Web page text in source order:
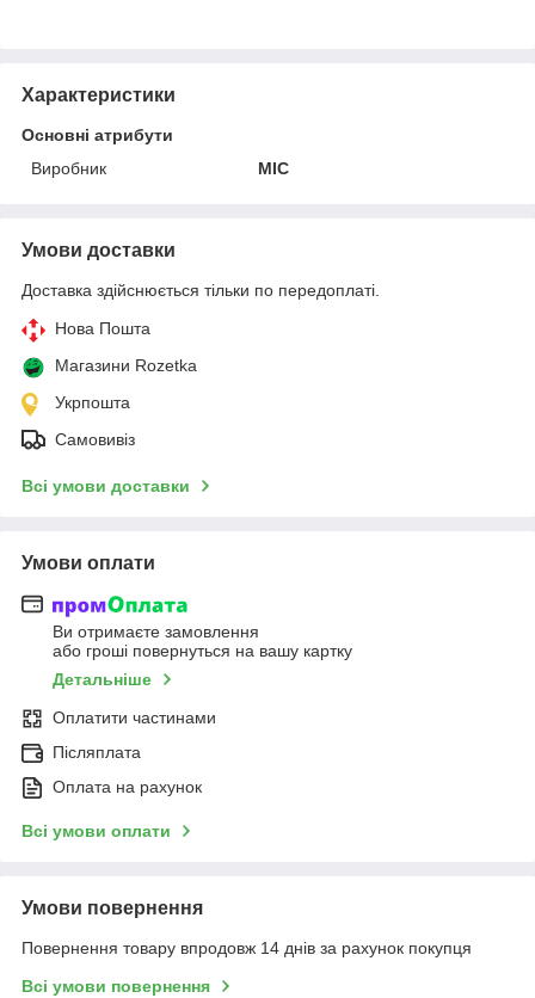
Характеристики
Основні атрибути
Виробник
MIC
Умови доставки
Доставка здійснюється тільки по передоплаті.
Нова Пошта
Магазини Rozetka
Укрпошта
Самовивіз
Всі умови доставки
Умови оплати
Ви отримаєте замовлення
або гроші повернуться на вашу картку
Детальніше
Оплатити частинами
Післяплата
Оплата на рахунок
Всі умови оплати
Умови повернення
Повернення товару впродовж 14 днів за рахунок покупця
Всі умови повернення